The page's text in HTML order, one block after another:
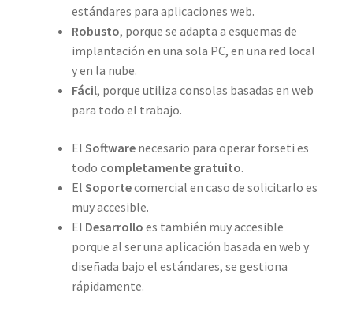
estándares para aplicaciones web.
Robusto, porque se adapta a esquemas de
implantación en una sola PC, en una red local
y en la nube.
Fácil, porque utiliza consolas basadas en web
para todo el trabajo.
El Softwarenecesario para operar forseti es
todo completamente gratuito.
El Soportecomercial en caso de solicitarlo es
muy accesible.
El Desarrollo es también muy accesible
porque al ser una aplicación basada en web y
diseñada bajo el estándares, se gestiona
rápidamente.